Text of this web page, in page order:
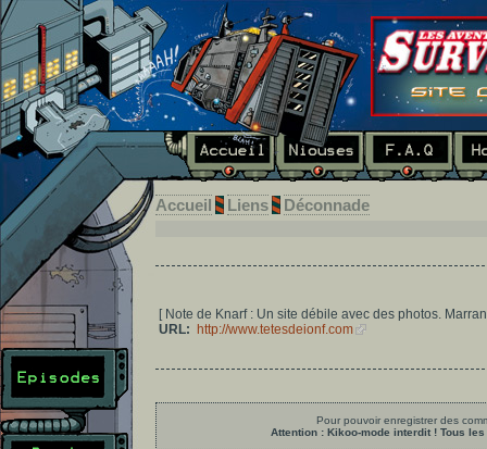
Accueil Liens Déconnade
[ Note de Knarf : Un site débile avec des photos.
URL:
http://www.tetesdeionf.com
Pour pouvoir enregistrer des
Attention : Kikoo-mode interdit ! Tous